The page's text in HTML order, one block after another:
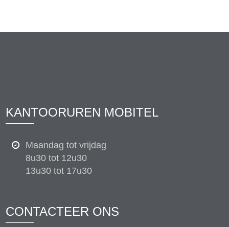
KANTOORUREN MOBITEL
Maandag tot vrijdag
8u30 tot 12u30
13u30 tot 17u30
CONTACTEER ONS